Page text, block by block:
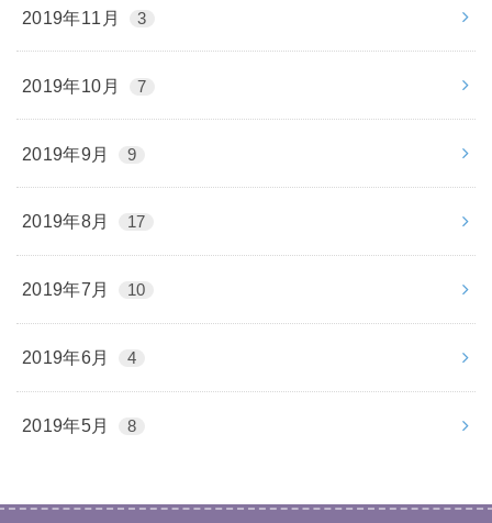
2019年11月 3
2019年10月 7
2019年9月 9
2019年8月 17
2019年7月 10
2019年6月 4
2019年5月 8